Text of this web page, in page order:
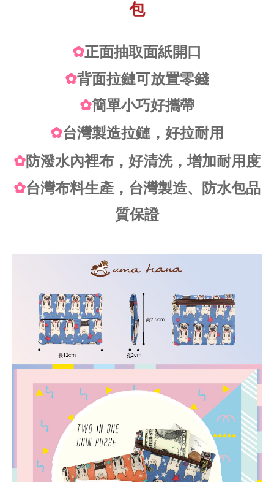
包
✿正面抽取面紙開口
✿背面拉鏈可放置零錢
✿簡單小巧好攜帶
✿台灣製造拉鏈，好拉耐用
✿防潑水內裡布，好清洗，增加耐用度
✿台灣布料生產，台灣製造、防水包品
質保證